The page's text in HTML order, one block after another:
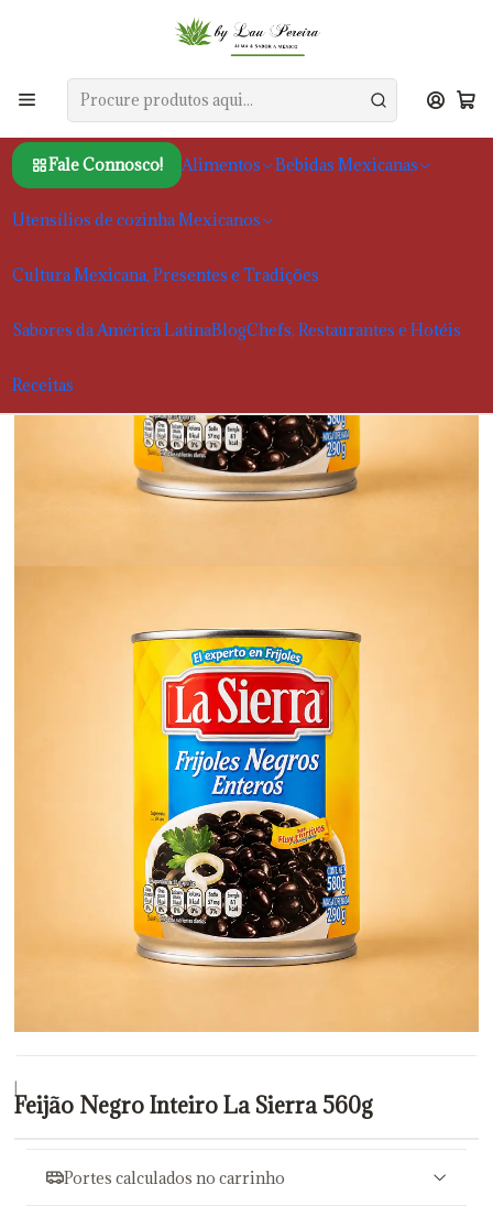
Fale Connosco! Alimentos Bebidas Mexicanas
Utensílios de cozinha Mexicanos
Cultura Mexicana, Presentes e Tradições
Sabores da América LatinaBlogChefs, Restaurantes e Hotéis
Receitas
Alimentos Feijão e outros vegetais
Feijão Negro Inteiro La Sierra 560g
|
Feijão Negro Inteiro La Sierra 560g
Portes calculados no carrinho